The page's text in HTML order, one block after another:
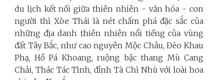
du lịch kết nối giữa thiên nhiên - văn hóa - con
người thì Xòe Thái là nét chấm phá đặc sắc của
những địa danh thiên nhiên nổi tiếng của vùng
đất Tây Bắc, như cao nguyên Mộc Châu, Đèo Khau
Phạ, Hồ Pá Khoang, ruộng bậc thang Mù Cang
Chải, Thác Tác Tình, đỉnh Tà Chì Nhù với loài hoa